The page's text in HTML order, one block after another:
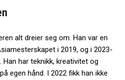
alt dreier seg om. Han var en
i 2019, og i 2023-
har teknikk, kreativitet og
egen hånd. I 2022 fikk han ikke